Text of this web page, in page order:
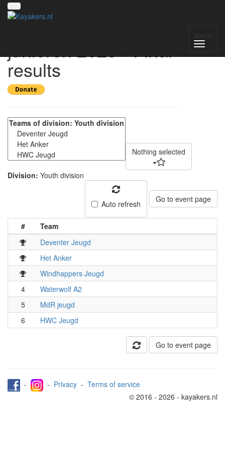
junioren 2023 - Final
results
Nothing selected
Division: Youth division
Auto refresh Go to event page
#
Team
Deventer Jeugd
Het Anker
Windhappers Jeugd
4
Waterwolf A2
5
MdR jeugd
6
HWC Jeugd
Go to event page
- - Privacy - Terms of service
© 2016 - 2026 - kayakers.nl